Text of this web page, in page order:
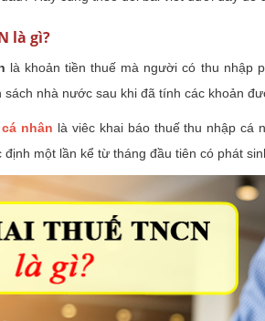
là gì?
là khoản tiền thuế mà người có thu nhập
sách nhà nước sau khi đã tính các khoản
nhân là viêc khai báo thuế thu nhập cá
một lần kể từ tháng đầu tiên có phát